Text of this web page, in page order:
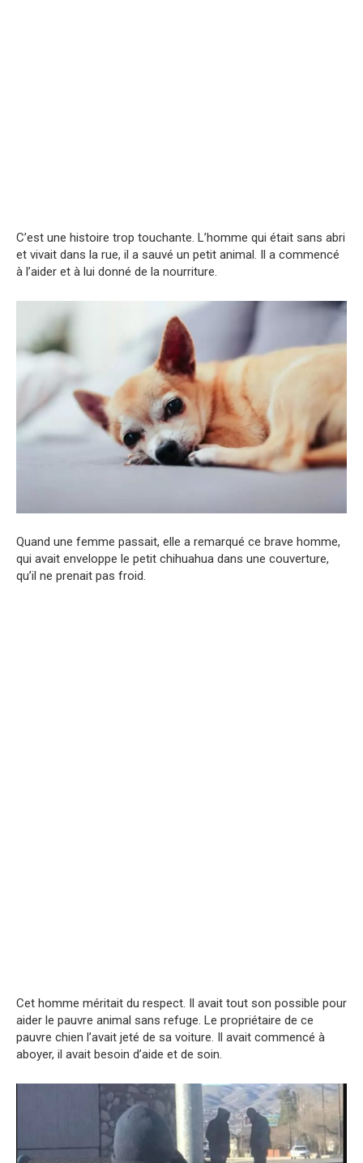
C’est une histoire trop touchante. L’homme qui était sans abri
et vivait dans la rue, il a sauvé un petit animal. Il a commencé
à l’aider et à lui donné de la nourriture.
Quand une femme passait, elle a remarqué ce brave homme,
qui avait enveloppe le petit chihuahua dans une couverture,
qu’il ne prenait pas froid.
Cet homme méritait du respect. Il avait tout son possible pour
aider le pauvre animal sans refuge. Le propriétaire de ce
pauvre chien l’avait jeté de sa voiture. Il avait commencé à
aboyer, il avait besoin d’aide et de soin.